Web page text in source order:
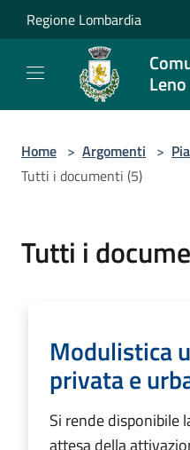
Salta al contenuto principale
Regione Lombardia
Leno
Home > Argomenti >
Tutti i documenti (5)
Tutti i
Modulistica
privata e
Si rende disponibile
attesa della